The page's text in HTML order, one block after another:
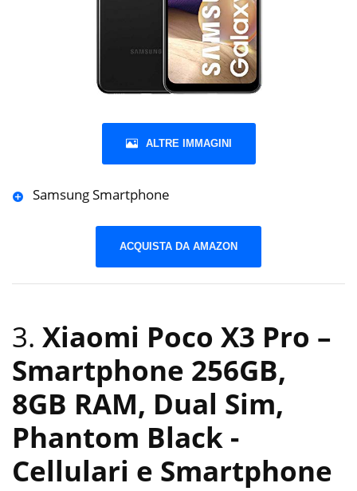
ALTRE IMMAGINI
Samsung Smartphone
ACQUISTA DA AMAZON
3. Xiaomi Poco X3 Pro –
Smartphone 256GB,
8GB RAM, Dual Sim,
Phantom Black -
Cellulari e Smartphone